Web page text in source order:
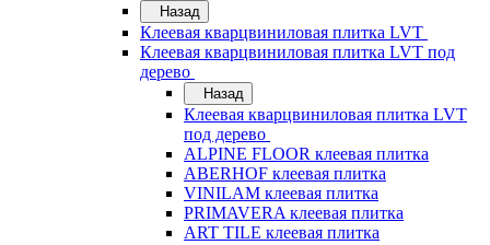
Назад
Клеевая кварцвиниловая плитка LVT
Клеевая кварцвиниловая плитка LVT под
дерево
Назад
Клеевая кварцвиниловая плитка LVT
под дерево
ALPINE FLOOR клеевая плитка
ABERHOF клеевая плитка
VINILAM клеевая плитка
PRIMAVERA клеевая плитка
ART TILE клеевая плитка